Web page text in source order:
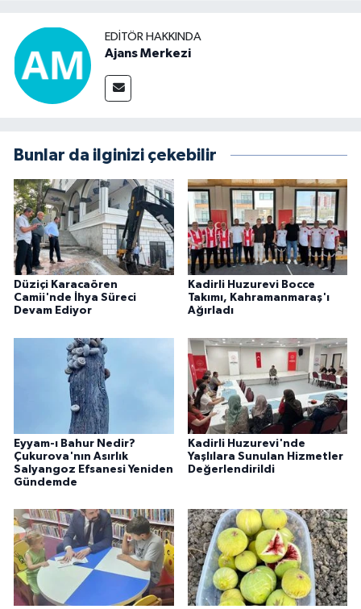
EDITÖR HAKKINDA
Ajans Merkezi
Bunlar da ilginizi çekebilir
Düziçi Karacaören
Camii'nde İhya Süreci
Devam Ediyor
Kadirli Huzurevi Bocce
Takımı, Kahramanmaraş'ı
Ağırladı
Eyyam-ı Bahur Nedir?
Çukurova'nın Asırlık
Salyangoz Efsanesi Yeniden
Gündemde
Kadirli Huzurevi'nde
Yaşlılara Sunulan Hizmetler
Değerlendirildi